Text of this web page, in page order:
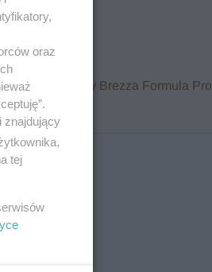
zawalcz o Baby Brezza Formula Pro
oraz
znajdujący
tej